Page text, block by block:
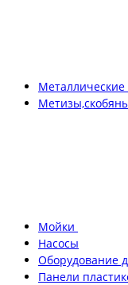
Мойки
Насосы
Оборудование
Панели